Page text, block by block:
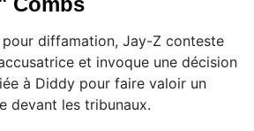
pour diffamation, Jay-Z conteste
et invoque une décision
à Diddy pour faire valoir un
devant les tribunaux.